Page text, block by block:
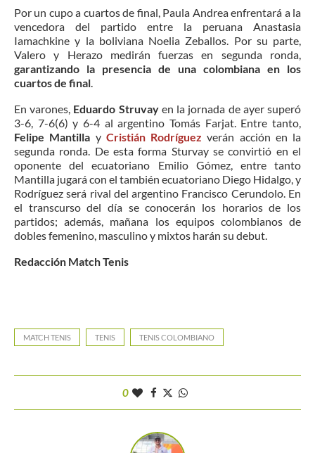
Por un cupo a cuartos de final, Paula Andrea enfrentará a la
vencedora del partido entre la peruana Anastasia
Iamachkine y la boliviana Noelia Zeballos. Por su parte,
Valero y Herazo medirán fuerzas en segunda ronda,
garantizando la presencia de una colombiana en los
cuartos de final.
En varones, Eduardo Struvayen la jornada de ayer superó
3-6, 7-6(6) y 6-4 al argentino Tomás Farjat. Entre tanto,
Felipe Mantilla y Cristián Rodríguez verán acción en la
segunda ronda. De esta forma Sturvay se convirtió en el
oponente del ecuatoriano Emilio Gómez, entre tanto
Mantilla jugará con el también ecuatoriano Diego Hidalgo, y
Rodríguez será rival del argentino Francisco Cerundolo. En
el transcurso del día se conocerán los horarios de los
partidos; además, mañana los equipos colombianos de
dobles femenino, masculino y mixtos harán su debut.
Redacción Match Tenis
MATCH TENIS TENIS TENIS COLOMBIANO
0